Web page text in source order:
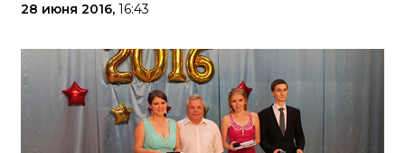
28 июня 2016, 16:43